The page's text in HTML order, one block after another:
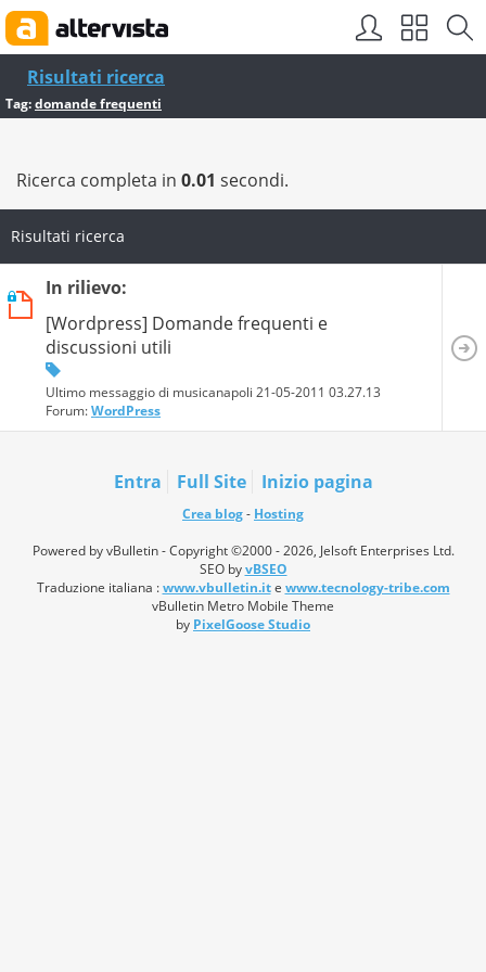
Risultati ricerca
Tag:domande frequenti
Ricerca completa in 0.01 secondi.
Risultati ricerca
In rilievo:
[Wordpress] Domande frequenti e
discussioni utili
Ultimo messaggio di musicanapoli 21-05-2011 03.27.13
Forum:WordPress
Entra Full Site Inizio pagina
Crea blog- Hosting
Powered by vBulletin - Copyright ©2000 - 2026, Jelsoft Enterprises Ltd.
SEO byvBSEO
Traduzione italiana :www.vbulletin.ite www.tecnology-tribe.com
vBulletin Metro Mobile Theme
by PixelGoose Studio